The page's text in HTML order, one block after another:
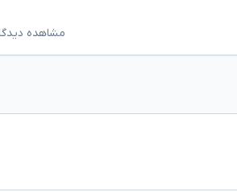
مشاهده